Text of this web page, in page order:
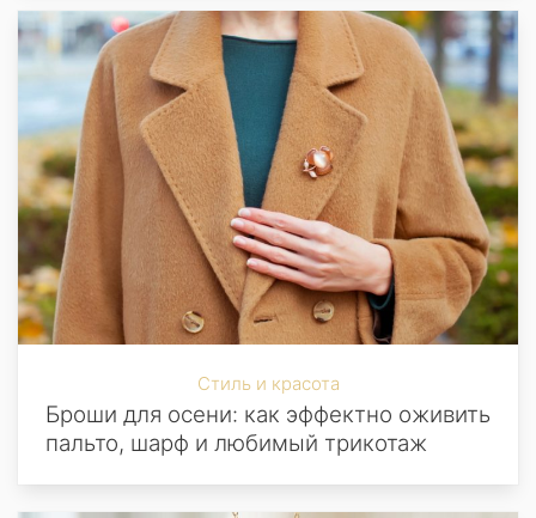
Стиль и красота
Броши для осени: как эффектно оживить
пальто, шарф и любимый трикотаж